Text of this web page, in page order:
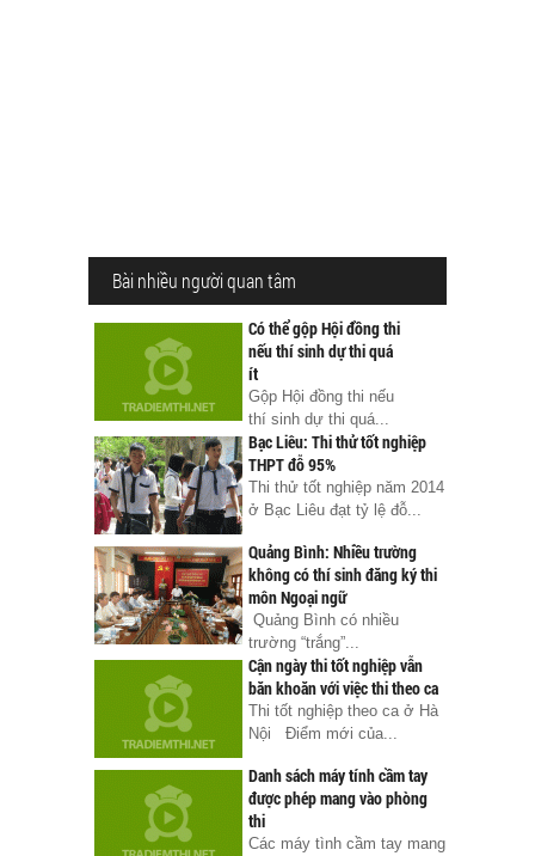
Bài nhiều người quan tâm
Có thể gộp Hội đồng thi
nếu thí sinh dự thi quá
ít
Gộp Hội đồng thi nếu
thí sinh dự thi quá...
Bạc Liêu: Thi thử tốt nghiệp
THPT đỗ 95%
Thi thử tốt nghiệp năm 2014
ở Bạc Liêu đạt tỷ lệ đỗ...
Quảng Bình: Nhiều trường
không có thí sinh đăng ký thi
môn Ngoại ngữ
Quảng Bình có nhiều
trường “trắng”...
Cận ngày thi tốt nghiệp vẫn
băn khoăn với việc thi theo ca
Thi tốt nghiệp theo ca ở Hà
Nội Điểm mới của...
Danh sách máy tính cầm tay
được phép mang vào phòng
thi
Các máy tình cầm tay mang